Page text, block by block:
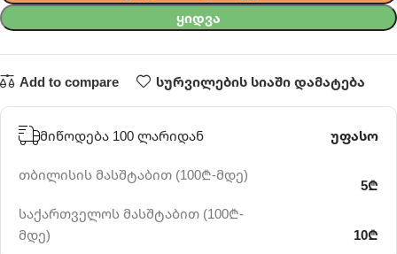
ᲧᲘᲓᲕᲐ
Add to compare სურვილების სიაში დამატება
მიწოდება 100 ლარიდან
თბილისის მასშტაბით (100₾-მდე)
საქართველოს მასშტაბით (100₾-
მდე)
უფასო
5₾
10₾